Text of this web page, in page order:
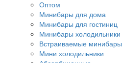
Оптом
Минибары для дома
Минибары для гостиниц
Минибары холодильники
Встраиваемые минибары
Мини холодильники